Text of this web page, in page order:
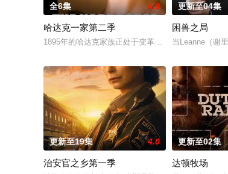
全6集 4.0
哈达克一家第二季
1895年的哈达克家族正处于变革的边缘，随着电力
更新至04集
困兽之局
当Leanne（谢
更新至19集 4.0
治安官之乡第一季
更新至02集
达顿牧场